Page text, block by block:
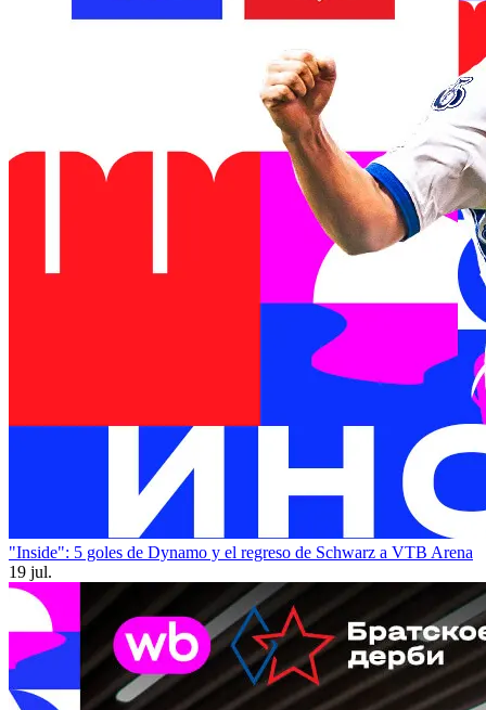
"Inside": 5 goles de Dynamo y el regreso de Schwarz a VTB Arena
19 jul.